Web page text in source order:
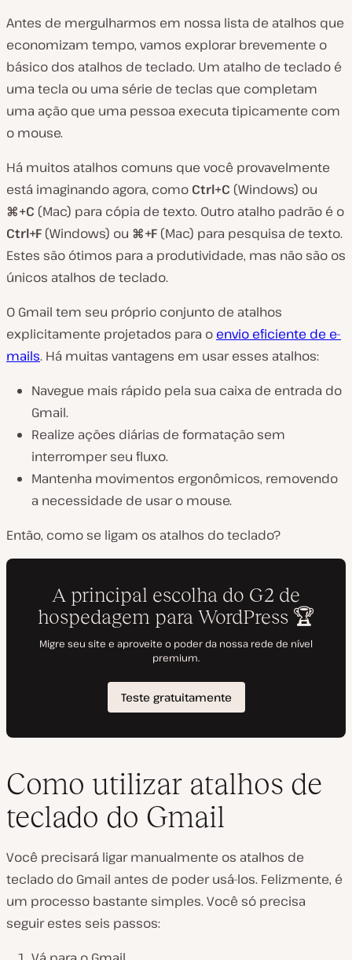
p
o
d
u
z
i
r
o
Antes de mergulharmos em nossa lista de atalhos que
economizam tempo, vamos explorar brevemente o
básico dos atalhos de teclado. Um atalho de teclado é
uma tecla ou uma série de teclas que completam
uma ação que uma pessoa executa tipicamente com
o mouse.
Há muitos atalhos comuns que você provavelmente
está imaginando agora, como Ctrl+C (Windows) ou
⌘+C (Mac) para cópia de texto. Outro atalho padrão é o
Ctrl+F (Windows) ou ⌘+F (Mac) para pesquisa de texto.
Estes são ótimos para a produtividade, mas não são os
únicos atalhos de teclado.
O Gmail tem seu próprio conjunto de atalhos
explicitamente projetados para o envio eficiente de e-
mails. Há muitas vantagens em usar esses atalhos:
Navegue mais rápido pela sua caixa de entrada do
Gmail.
Realize ações diárias de formatação sem
interromper seu fluxo.
Mantenha movimentos ergonômicos, removendo
a necessidade de usar o mouse.
Então, como se ligam os atalhos do teclado?
Como utilizar atalhos de
teclado do Gmail
Você precisará ligar manualmente os atalhos de
teclado do Gmail antes de poder usá-los. Felizmente, é
um processo bastante simples. Você só precisa
seguir estes seis passos: